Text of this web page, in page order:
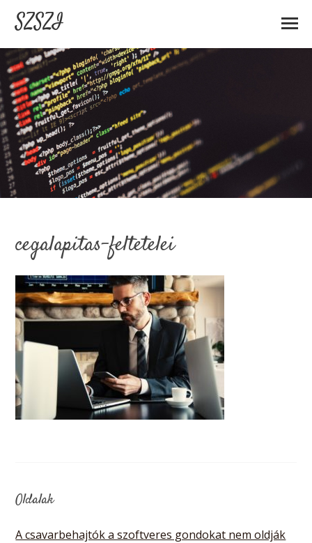
SZSZI
cegalapitas-feltetelei
Oldalak
A csavarbehajtók a szoftveres gondokat nem oldják